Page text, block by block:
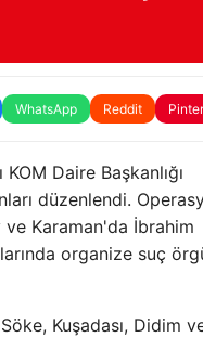
WhatsApp Reddit
Daire Başkanlığı
düzenlendi.
Karaman'da İbrahim
organize suç
Kuşadası, Didim